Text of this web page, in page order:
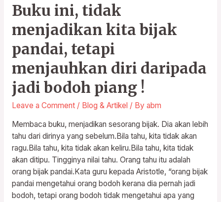
Buku ini, tidak
menjadikan kita bijak
pandai, tetapi
menjauhkan diri daripada
jadi bodoh piang !
Leave a Comment / Blog & Artikel / By abm
Membaca buku, menjadikan sesorang bijak. Dia akan lebih
tahu dari dirinya yang sebelum.Bila tahu, kita tidak akan
ragu.Bila tahu, kita tidak akan keliru.Bila tahu, kita tidak
akan ditipu. Tingginya nilai tahu. Orang tahu itu adalah
orang bijak pandai.Kata guru kepada Aristotle, “orang bijak
pandai mengetahui orang bodoh kerana dia pernah jadi
bodoh, tetapi orang bodoh tidak mengetahui apa yang